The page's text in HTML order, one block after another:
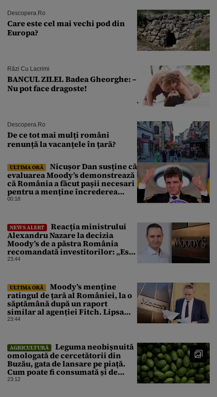
Descopera.ro
Care este cel mai vechi pod din
Europa?
Râzi Cu Lacrimi
BANCUL ZILEI. Badea Gheorghe: –
Nu pot face dragoste!
Descopera.ro
De ce tot mai mulți români
renunță la vacanțele în țară?
ULTIMA ORĂ
Nicușor Dan susține că
evaluarea Moody’s demonstrează
că România a făcut pașii necesari
pentru a menține încrederea
investitorilor: „Totuși,
00:18
NEWS ALERT
Reacția ministrului
Alexandru Nazare la decizia
Moody’s de a păstra România
recomandată investitorilor: „Este
un răgaz, dar în niciun caz un
23:44
ULTIMA ORĂ
Moody’s menține
ratingul de țară al României, la o
săptămână după un raport
similar al agenției Fitch. Lipsa
unui guvern cu puteri depline,
23:44
AGRICULTURĂ
Leguma neobișnuită
omologată de cercetătorii din
Buzău, gata de lansare pe piață.
Cum poate fi consumată și de
unde provine soiul
23:12